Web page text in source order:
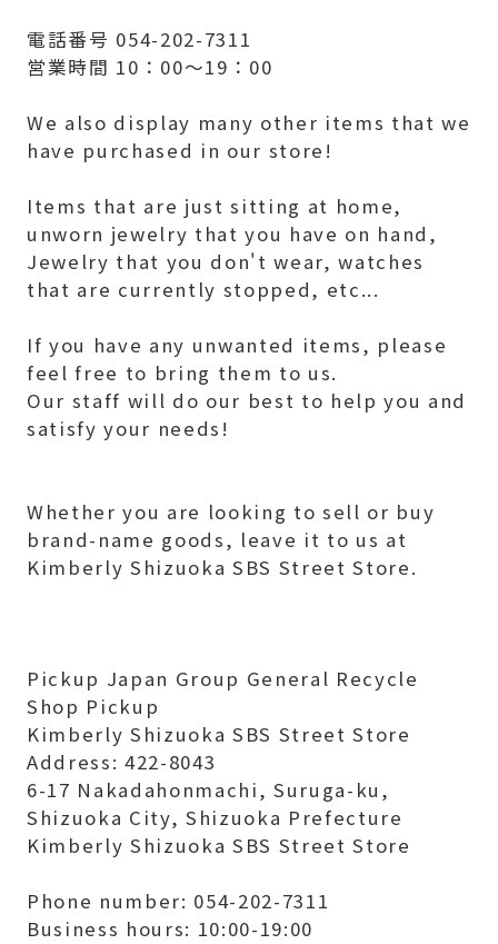
電話番号 054-202-7311
営業時間 10：00～19：00
We also display many other items that we
have purchased in our store!
Items that are just sitting at home,
unworn jewelry that you have on hand,
Jewelry that you don't wear, watches
that are currently stopped, etc...
If you have any unwanted items, please
feel free to bring them to us.
Our staff will do our best to help you and
satisfy your needs!
Whether you are looking to sell or buy
brand-name goods, leave it to us at
Kimberly Shizuoka SBS Street Store.
Pickup Japan Group General Recycle
Shop Pickup
Kimberly Shizuoka SBS Street Store
Address: 422-8043
6-17 Nakadahonmachi, Suruga-ku,
Shizuoka City, Shizuoka Prefecture
Kimberly Shizuoka SBS Street Store
Phone number: 054-202-7311
Business hours: 10:00-19:00